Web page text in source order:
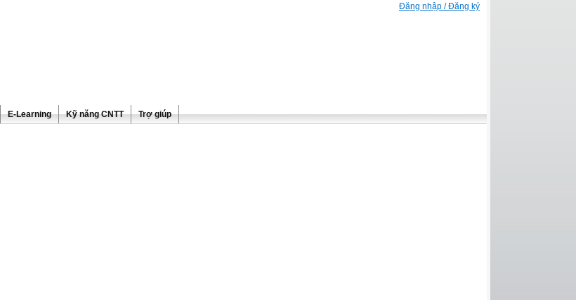
Đăng nhập / Đăng ký
E-Learning Kỹ năng CNTT Trợ giúp